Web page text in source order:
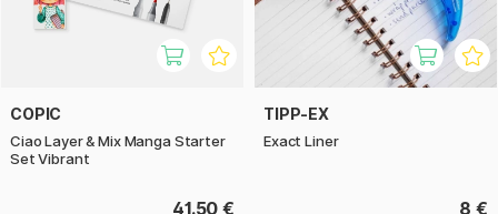
COPIC
Ciao Layer & Mix Manga Starter
Set Vibrant
41.50 €
TIPP-EX
Exact Liner
8 €